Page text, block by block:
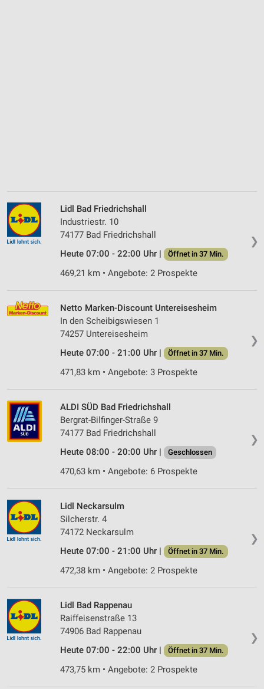
❯
Lidl Bad Friedrichshall
Industriestr. 10
74177 Bad Friedrichshall
Heute 07:00 - 22:00 Uhr |
Öffnet in 37 Min.
469,21 km • Angebote: 2 Prospekte
❯
Netto Marken-Discount Untereisesheim
In den Scheibigswiesen 1
74257 Untereisesheim
Heute 07:00 - 21:00 Uhr |
Öffnet in 37 Min.
471,83 km • Angebote: 3 Prospekte
❯
ALDI SÜD Bad Friedrichshall
Bergrat-Bilfinger-Straße 9
74177 Bad Friedrichshall
Heute 08:00 - 20:00 Uhr |
Geschlossen
470,63 km • Angebote: 6 Prospekte
❯
Lidl Neckarsulm
Silcherstr. 4
74172 Neckarsulm
Heute 07:00 - 21:00 Uhr |
Öffnet in 37 Min.
472,38 km • Angebote: 2 Prospekte
❯
Lidl Bad Rappenau
Raiffeisenstraße 13
74906 Bad Rappenau
Heute 07:00 - 22:00 Uhr |
Öffnet in 37 Min.
473,75 km • Angebote: 2 Prospekte